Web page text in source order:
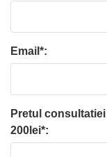
Email*:
Pretul
200lei*: